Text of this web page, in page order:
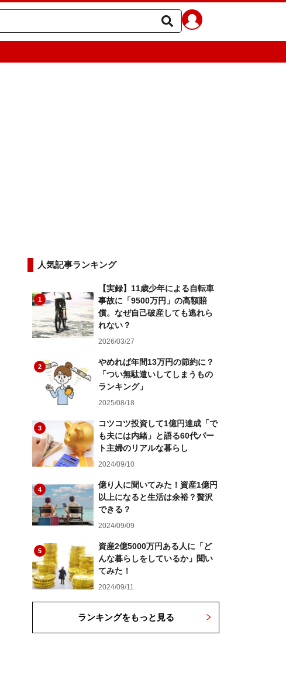
人気記事ランキング
1
【実録】11歳少年による自転車
事故に「9500万円」の高額賠
償。なぜ自己破産しても逃れら
れない？
2026/03/27
2
やめれば年間13万円の節約に？
「つい無駄遣いしてしまうもの
ランキング」
2025/08/18
3
コツコツ投資して1億円達成「で
も夫には内緒」と語る60代パー
ト主婦のリアルな暮らし
2024/09/10
4
億り人に聞いてみた！資産1億円
以上になると生活は余裕？贅沢
できる？
2024/09/09
5
資産2億5000万円ある人に「ど
んな暮らしをしているか」聞い
てみた！
2024/09/11
ランキングをもっと見る